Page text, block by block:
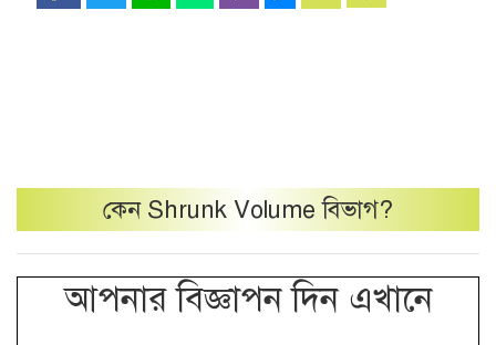
কেন Shrunk Volume বিভাগ?
আপনার বিজ্ঞাপন দিন এখানে